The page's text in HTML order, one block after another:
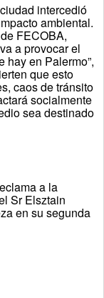
intercedió
ambiental.
FECOBA,
a provocar el
hay en Palermo”,
que esto
caos de tránsito
socialmente
sea destinado
a la
Sr Elsztain
en su segunda